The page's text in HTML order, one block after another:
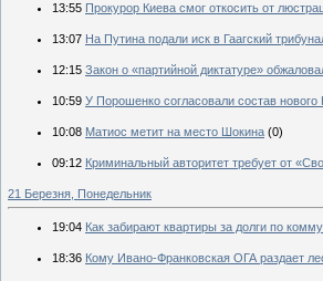
13:55 Прокурор Киева смог откосить от
13:07 На Путина подали иск в Гаагский
12:15 Закон о «партийной диктатуре»
10:59 У Порошенко согласовали состав
10:08 Матиос метит на место Шокина (0)
09:12 Криминальный авторитет требует от
21 Березня, Понедельник
19:04 Как забирают квартиры за долги по
18:36 Кому Ивано-Франковская ОГА раздает